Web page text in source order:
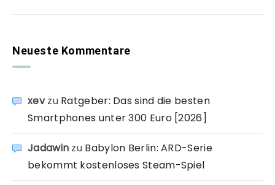
Neueste Kommentare
xevzu Ratgeber: Das sind die besten
Smartphones unter 300 Euro [2026]
Jadawin zu Babylon Berlin: ARD-Serie
bekommt kostenloses Steam-Spiel